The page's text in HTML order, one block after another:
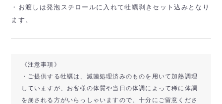
・お渡しは発泡スチロールに入れて牡蠣剥きセット込みとなり
ます。
《注意事項》
・ご提供する牡蠣は、滅菌処理済みのものを用いて加熱調理
していますが、お客様の体質や当日の体調によって稀に体調
を崩される方がいらっしゃいますので、十分にご留意くださ